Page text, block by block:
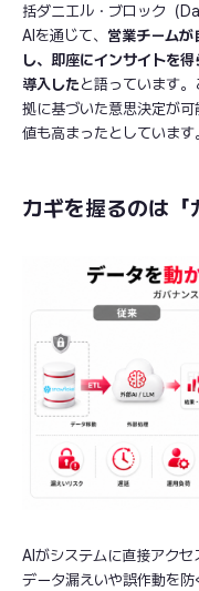
括ダニエル・ブロック（
AIを通じて、 営業チームが
し、即座にインサイトを
導入したと語っています
拠に基づいた意思決定が
値も高まったとしています。
カギを握るのは「
AIがシステムに直接アクセ
データ漏えいや誤作動を